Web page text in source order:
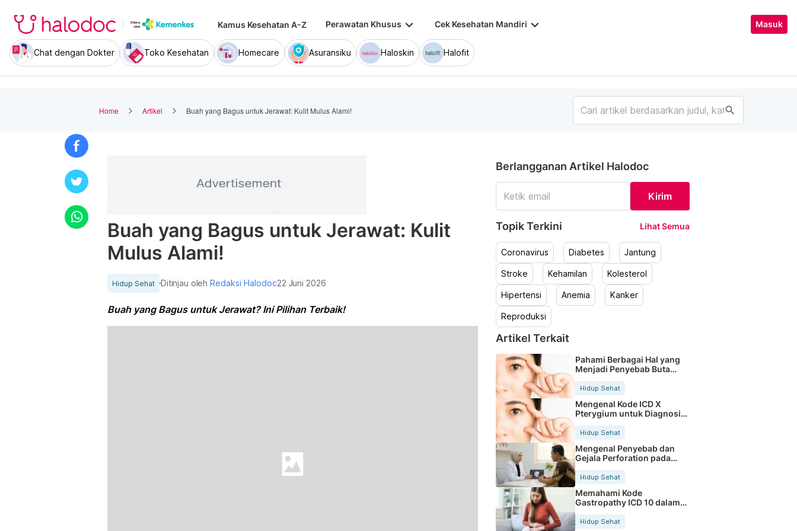
Kamus Kesehatan A-Z Perawatan Khusus keyboard_arrow_down Cek Kesehatan Mandiri keyboard_arrow_down Masuk
Chat dengan Dokter Toko Kesehatan Homecare Asuransiku Haloskin Halofit
Home Artikel Buah yang Bagus untuk Jerawat: Kulit Mulus Alami! search
Buah yang Bagus untuk Jerawat: Kulit
Mulus Alami!
Hidup Sehat Ditinjau olehRedaksi Halodoc22 Juni 2026
Buah yang Bagus untuk Jerawat? Ini Pilihan Terbaik!
Berlangganan Artikel Halodoc
Kirim
Topik Terkini Lihat Semua
Coronavirus Diabetes Jantung
Stroke Kehamilan Kolesterol
Hipertensi Anemia Kanker
Reproduksi
Artikel Terkait
Pahami Berbagai Hal yang
Menjadi Penyebab Buta
Hidup Sehat
Mengenal Kode ICD X
Pterygium untuk Diagnosis
Hidup Sehat
Mengenal Penyebab dan
Gejala Perforation pada
Tubuh
Hidup Sehat
Memahami Kode
Gastropathy ICD 10 dalam
Rekam Medis Pasien
Hidup Sehat